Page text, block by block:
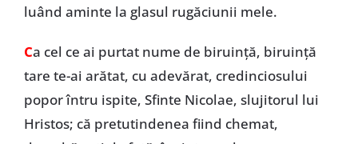
luând aminte la glasul rugăciunii mele.
Ca cel ce ai purtat nume de biruinţă, biruinţă
tare te-ai arătat, cu adevărat, credinciosului
popor întru ispite, Sfinte Nicolae, slujitorul lui
Hristos; că pretutindenea fiind chemat,